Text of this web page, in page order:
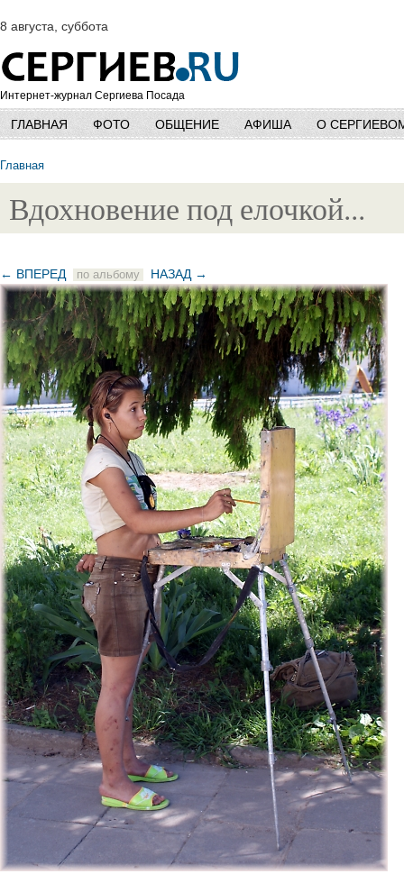
8 августа, суббота
Интернет-журнал Сергиева Посада
ГЛАВНАЯ ФОТО ОБЩЕНИЕ АФИША О
Главная
Вдохновение под елочкой...
← ВПЕРЕД по альбому НАЗАД →